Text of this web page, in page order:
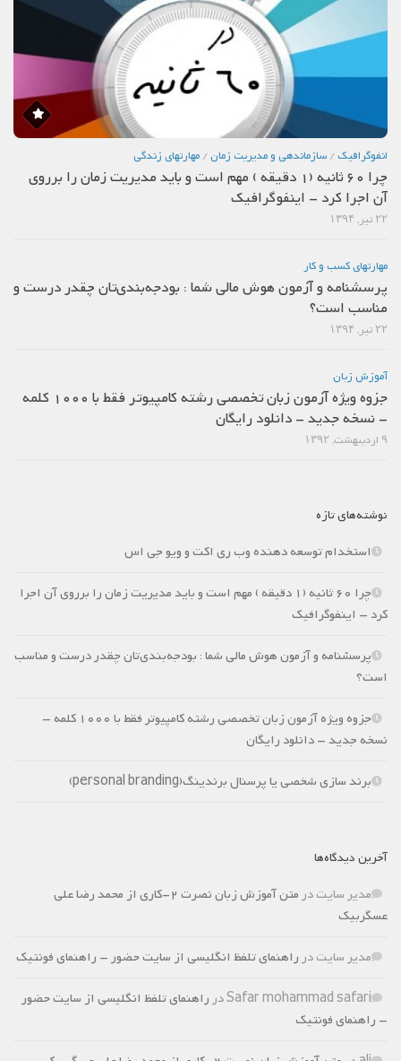
انفوگرافیک/ سازماندهي و مديريت زمان/ مهارتهاي زندگي
چرا 60 ثانیه (1 دقیقه ) مهم است و باید مدیریت زمان را برروی
آن اجرا کرد – اینفوگرافیک
۲۲ تیر, ۱۳۹۴
مهارتهاي كسب و كار
پرسشنامه و آزمون هوش مالی شما : بودجه‌بندی‌تان چقدر درست و
مناسب است؟
۲۲ تیر, ۱۳۹۴
آموزش زبان
جزوه ویژه آزمون زبان تخصصی رشته کامپیوتر فقط با 1000 کلمه
– نسخه جدید – دانلود رایگان
۹ اردیبهشت, ۱۳۹۲
نوشته‌های تازه
استخدام توسعه دهنده وب ری اکت و ویو جی اس
چرا 60 ثانیه (1 دقیقه ) مهم است و باید مدیریت زمان را برروی آن اجرا
کرد – اینفوگرافیک
پرسشنامه و آزمون هوش مالی شما : بودجه‌بندی‌تان چقدر درست و مناسب
است؟
جزوه ویژه آزمون زبان تخصصی رشته کامپیوتر فقط با 1000 کلمه –
نسخه جدید – دانلود رایگان
برند سازی شخصی یا پرسنال برندینگ(personal branding)
آخرین دیدگاه‌ها
مدیر سایتدر
متن آموزش زبان نصرت 2-کاری از محمد رضا علی
عسگربیک
مدیر سایتدرراهنمای تلفظ انگلیسی از سایت حضور – راهنمای فونتیک
Safar mohammad safariدرراهنمای تلفظ انگلیسی از سایت حضور
– راهنمای فونتیک